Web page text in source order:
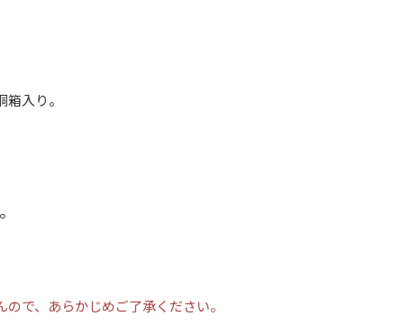
入り。
で、あらかじめご了承ください。